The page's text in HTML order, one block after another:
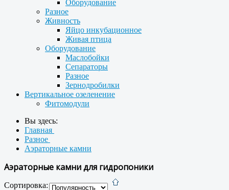
Оборудование
Разное
Живность
Яйцо инкубационное
Живая птица
Оборудование
Маслобойки
Сепараторы
Разное
Зернодробилки
Вертикальное озеленение
Фитомодули
Вы здесь:
Главная
Разное
Аэраторные камни
Аэраторные камни для гидропоники
Сортировка: